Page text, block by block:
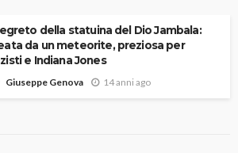
della statuina del Dio Jambala:
da un meteorite, preziosa per
e Indiana Jones
Giuseppe Genova 14 anni ago